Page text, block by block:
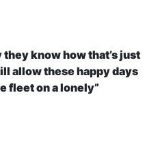
know how that’s just
allow these happy days
fleet on a lonely”